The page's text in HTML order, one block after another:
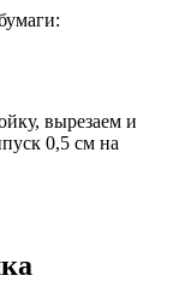
вырезаем и
0,5 см на